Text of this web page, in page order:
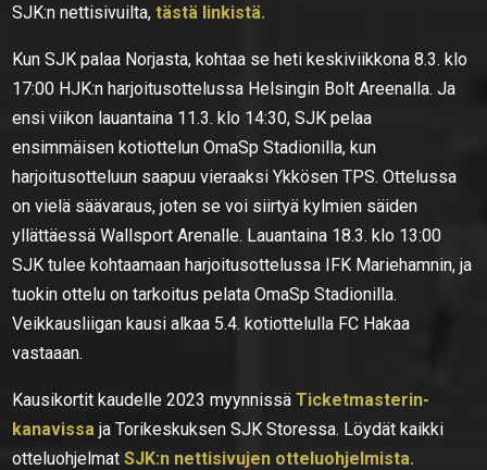
SJK:n nettisivuilta,tästä linkistä.
Kun SJK palaa Norjasta, kohtaa se heti keskiviikkona 8.3. klo
17:00 HJK:n harjoitusottelussa Helsingin Bolt Areenalla. Ja
ensi viikon lauantaina 11.3. klo 14:30, SJK pelaa
ensimmäisen kotiottelun OmaSp Stadionilla, kun
harjoitusotteluun saapuu vieraaksi Ykkösen TPS. Ottelussa
on vielä säävaraus, joten se voi siirtyä kylmien säiden
yllättäessä Wallsport Arenalle. Lauantaina 18.3. klo 13:00
SJK tulee kohtaamaan harjoitusottelussa IFK Mariehamnin, ja
tuokin ottelu on tarkoitus pelata OmaSp Stadionilla.
Veikkausliigan kausi alkaa 5.4. kotiottelulla FC Hakaa
vastaaan.
Kausikortit kaudelle 2023 myynnissäTicketmasterin-
kanavissa ja Torikeskuksen SJK Storessa. Löydät kaikki
otteluohjelmatSJK:n nettisivujen otteluohjelmista.